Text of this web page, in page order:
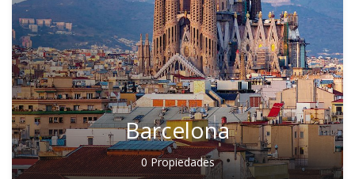
Barcelona
0 Propiedades